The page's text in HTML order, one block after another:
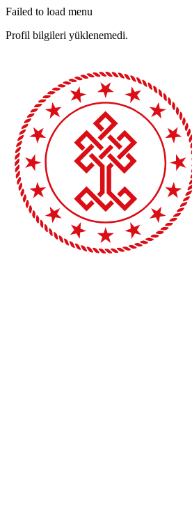
Failed to load menu
Profil bilgileri yüklenemedi.